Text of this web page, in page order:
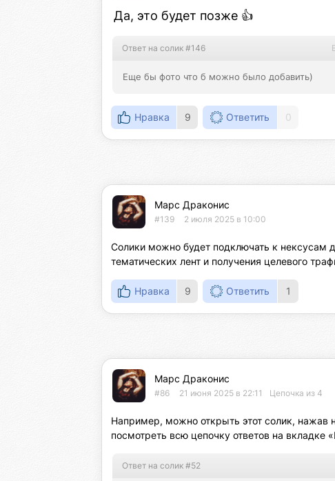
Да, это будет позже 👍
Ответ на солик #146
Еще бы фото что б можно было добавить)
Нравка 9 Ответить 0
Марс Драконис
#139 2 июля 2025 в 10:00
Солики можно будет подключать к нексусам
тематических лент и получения целевого
Нравка 9 Ответить 1
Марс Драконис
#86 21 июня 2025 в 22:11 Цепочка из 4
Например, можно открыть этот солик, нажав
посмотреть всю цепочку ответов на вкладке
Ответ на солик #52